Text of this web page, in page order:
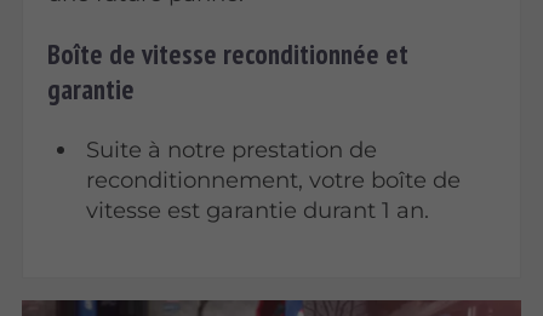
Boîte de vitesse reconditionnée et
garantie
Suite à notre prestation de
reconditionnement, votre boîte de
vitesse est garantie durant 1 an.